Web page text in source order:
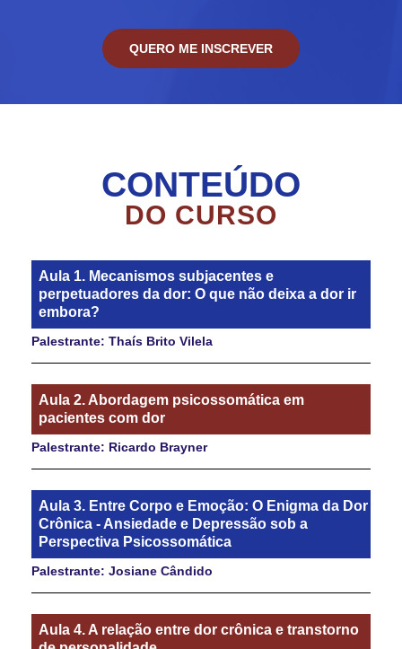
QUERO ME INSCREVER
CONTEÚDO
DO CURSO
Aula 1. Mecanismos subjacentes e
perpetuadores da dor: O que não deixa a dor ir
embora?
Palestrante: Thaís Brito Vilela
Aula 2. Abordagem psicossomática em
pacientes com dor
Palestrante: Ricardo Brayner
Aula 3. Entre Corpo e Emoção: O Enigma da Dor
Crônica - Ansiedade e Depressão sob a
Perspectiva Psicossomática
Palestrante: Josiane Cândido
Aula 4. A relação entre dor crônica e transtorno